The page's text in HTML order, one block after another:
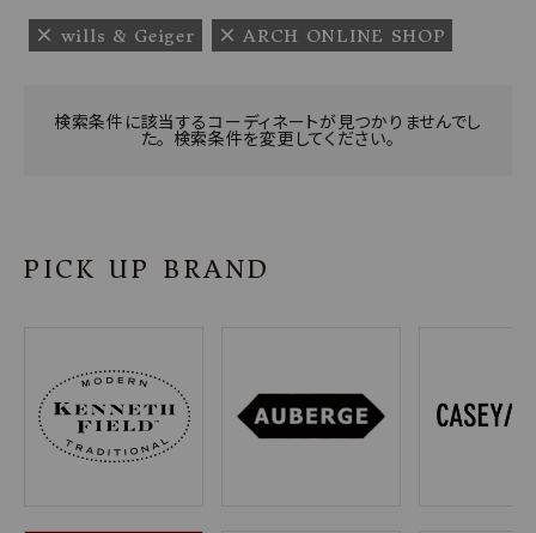
BRAND
INFORMATION
プライバシーポリシー
特定商取引法について
お問い合わせ
wills & Geiger ARCH ONLINE SHOP
検索条件に該当するコーディネートが見つかりませんでし
た。 検索条件を変更してください。
PICK UP BRAND